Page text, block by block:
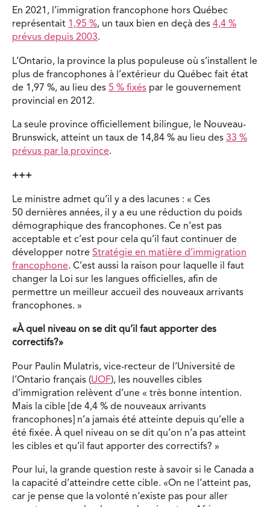
En 2021, l’immigration francophone hors Québec
représentait 1,95 %, un taux bien en deçà des 4,4 %
prévus depuis 2003.
L’Ontario, la province la plus populeuse où s’installent le
plus de francophones à l’extérieur du Québec fait état
de 1,97 %, au lieu des 5 % fixés par le gouvernement
provincial en 2012.
La seule province officiellement bilingue, le Nouveau-
Brunswick, atteint un taux de 14,84 % au lieu des 33 %
prévus par la province.
+++
Le ministre admet qu’il y a des lacunes : « Ces
50 dernières années, il y a eu une réduction du poids
démographique des francophones. Ce n’est pas
acceptable et c’est pour cela qu’il faut continuer de
développer notre Stratégie en matière d’immigration
francophone. C’est aussi la raison pour laquelle il faut
changer la Loi sur les langues officielles, afin de
permettre un meilleur accueil des nouveaux arrivants
francophones. »
«À quel niveau on se dit qu’il faut apporter des
correctifs?»
Pour Paulin Mulatris, vice-recteur de l’Université de
l’Ontario français (UOF), les nouvelles cibles
d’immigration relèvent d’une « très bonne intention.
Mais la cible [de 4,4 % de nouveaux arrivants
francophones] n’a jamais été atteinte depuis qu’elle a
été fixée. À quel niveau on se dit qu’on n’a pas atteint
les cibles et qu’il faut apporter des correctifs? »
Pour lui, la grande question reste à savoir si le Canada a
la capacité d’atteindre cette cible. «On ne l’atteint pas,
car je pense que la volonté n’existe pas pour aller